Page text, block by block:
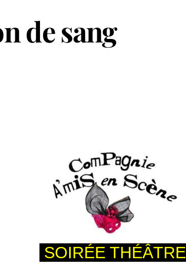
de sang
SOIRÉE THÉÂTRE